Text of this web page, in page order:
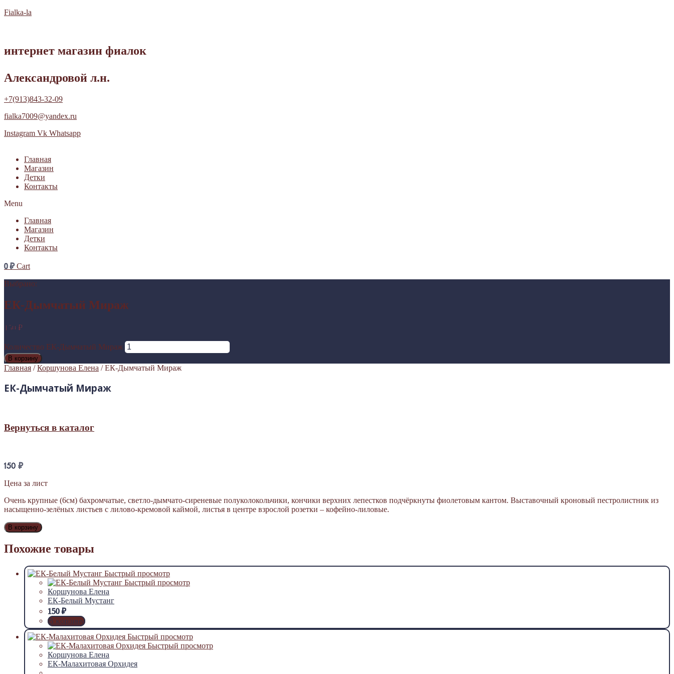
Fialka-la
интернет магазин фиалок
Александровой л.н.
+7(913)843-32-09
fialka7009@yandex.ru
Instagram Vk Whatsapp
Главная
Магазин
Детки
Контакты
Menu
Главная
Магазин
Детки
Контакты
0₽ Cart
Выбрано:
ЕК-Дымчатый Мираж
150 ₽
Количество ЕК-Дымчатый Мираж
В корзину
Главная /Коршунова Елена / ЕК-Дымчатый Мираж
ЕК-Дымчатый Мираж
Вернуться в каталог
150₽
Цена за лист
Очень крупные (6см) бахромчатые, светло-дымчато-сиреневые полуколокольчики, кончики верхних лепестков подчёркнуты фиолетовым кантом. Выставочный кроновый пестролистник из
насыщенно-зелёных листьев с лилово-кремовой каймой, листья в центре взрослой розетки – кофейно-лиловые.
В корзину
Похожие товары
Быстрый просмотр
Быстрый просмотр
Коршунова Елена
ЕК-Белый Мустанг
150₽
В корзину
Быстрый просмотр
Быстрый просмотр
Коршунова Елена
ЕК-Малахитовая Орхидея